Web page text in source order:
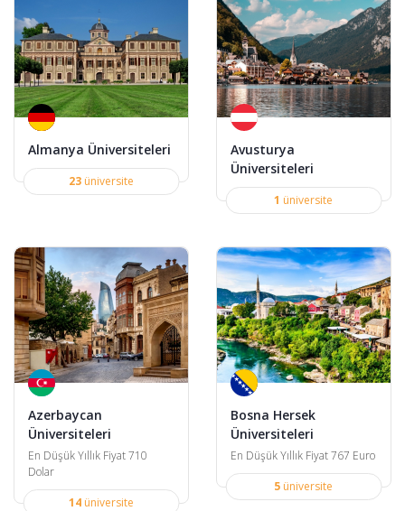
Almanya Üniversiteleri
23üniversite
Avusturya
Üniversiteleri
1 üniversite
Azerbaycan
Üniversiteleri
En Düşük Yıllık Fiyat 710
Dolar
14üniversite
Bosna Hersek
Üniversiteleri
En Düşük Yıllık Fiyat 767 Euro
5 üniversite